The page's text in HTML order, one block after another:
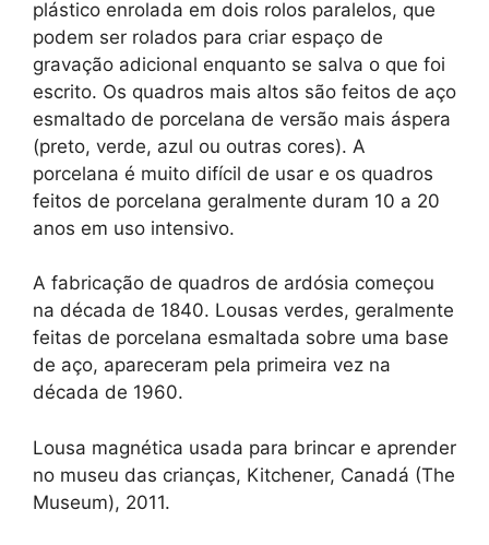
plástico enrolada em dois rolos paralelos, que
podem ser rolados para criar espaço de
gravação adicional enquanto se salva o que foi
escrito. Os quadros mais altos são feitos de aço
esmaltado de porcelana de versão mais áspera
(preto, verde, azul ou outras cores). A
porcelana é muito difícil de usar e os quadros
feitos de porcelana geralmente duram 10 a 20
anos em uso intensivo.
A fabricação de quadros de ardósia começou
na década de 1840. Lousas verdes, geralmente
feitas de porcelana esmaltada sobre uma base
de aço, apareceram pela primeira vez na
década de 1960.
Lousa magnética usada para brincar e aprender
no museu das crianças, Kitchener, Canadá (The
Museum), 2011.